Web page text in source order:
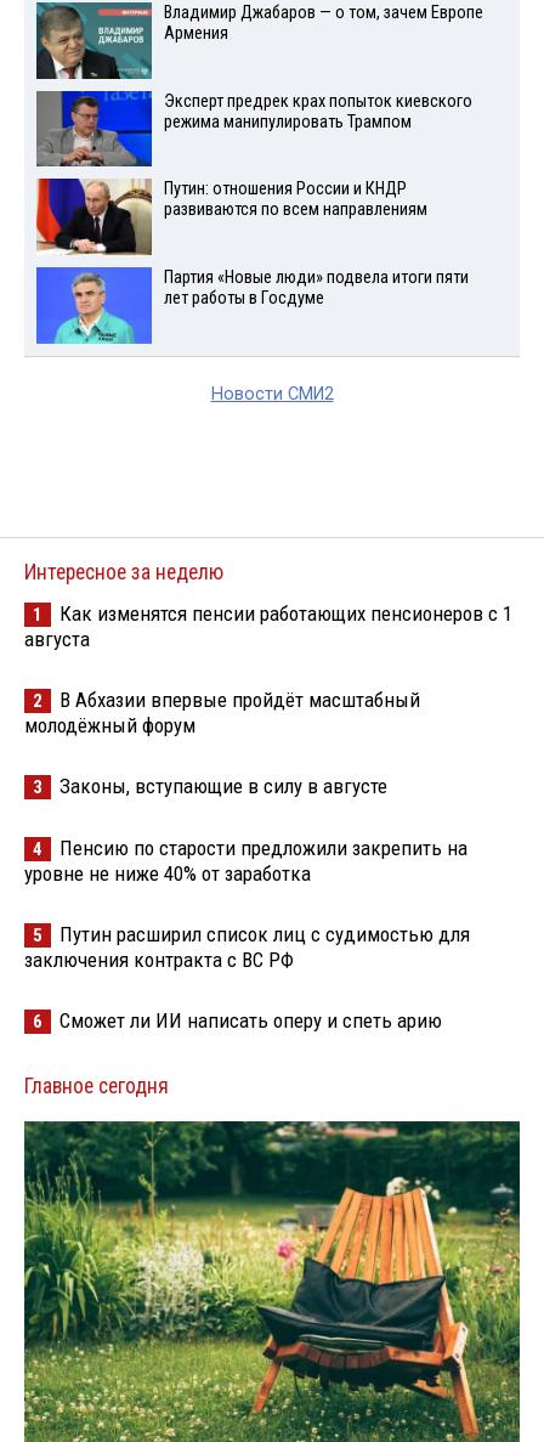
Владимир Джабаров — о том, зачем Европе
Армения
Эксперт предрек крах попыток киевского
режима манипулировать Трампом
Путин: отношения России и КНДР
развиваются по всем направлениям
Партия «Новые люди» подвела итоги пяти
лет работы в Госдуме
Новости СМИ2
Интересное за неделю
1
Как изменятся пенсии работающих пенсионеров с 1
августа
2
В Абхазии впервые пройдёт масштабный
молодёжный форум
3 Законы, вступающие в силу в августе
4
Пенсию по старости предложили закрепить на
уровне не ниже 40% от заработка
5
Путин расширил список лиц с судимостью для
заключения контракта с ВС РФ
6 Сможет ли ИИ написать оперу и спеть арию
Главное сегодня